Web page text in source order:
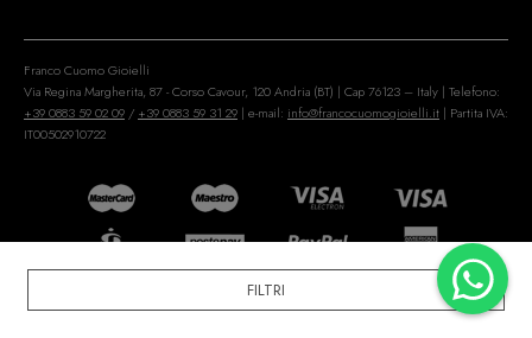
FILTRI
Franco Cuomo Gioielli
Via Regina Margherita, 87 - Corso Cavour, 120 Andria (BT) | Cap 76123 – Italy | Telefono:
+39 0883 59 02 09 / +39 0883 59 31 29 | e-mail: info@francocuomogioielli.it | Partita IVA:
IT00502910722